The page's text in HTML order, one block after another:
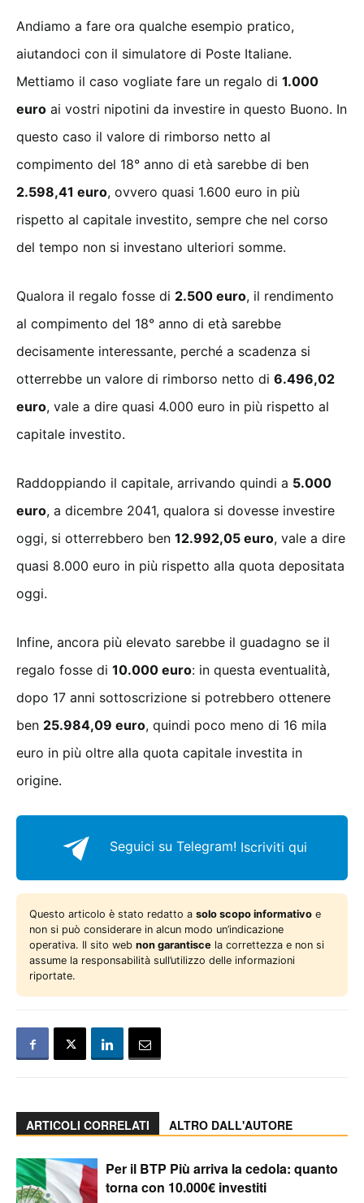
Andiamo a fare ora qualche esempio pratico,
aiutandoci con il simulatore di Poste Italiane.
Mettiamo il caso vogliate fare un regalo di 1.000
euro ai vostri nipotini da investire in questo Buono. In
questo caso il valore di rimborso netto al
compimento del 18° anno di età sarebbe di ben
2.598,41 euro, ovvero quasi 1.600 euro in più
rispetto al capitale investito, sempre che nel corso
del tempo non si investano ulteriori somme.
Qualora il regalo fosse di 2.500 euro, il rendimento
al compimento del 18° anno di età sarebbe
decisamente interessante, perché a scadenza si
otterrebbe un valore di rimborso netto di 6.496,02
euro, vale a dire quasi 4.000 euro in più rispetto al
capitale investito.
Raddoppiando il capitale, arrivando quindi a 5.000
euro, a dicembre 2041, qualora si dovesse investire
oggi, si otterrebbero ben 12.992,05 euro, vale a dire
quasi 8.000 euro in più rispetto alla quota depositata
oggi.
Infine, ancora più elevato sarebbe il guadagno se il
regalo fosse di 10.000 euro: in questa eventualità,
dopo 17 anni sottoscrizione si potrebbero ottenere
ben 25.984,09 euro, quindi poco meno di 16 mila
euro in più oltre alla quota capitale investita in
origine.
Seguici su Telegram! Iscriviti qui
Questo articolo è stato redatto a solo scopo informativo e
non si può considerare in alcun modo un’indicazione
operativa. Il sito web non garantisce la correttezza e non si
assume la responsabilità sull’utilizzo delle informazioni
riportate.
ARTICOLI CORRELATI ALTRO DALL'AUTORE
Per il BTP Più arriva la cedola: quanto
torna con 10.000€ investiti